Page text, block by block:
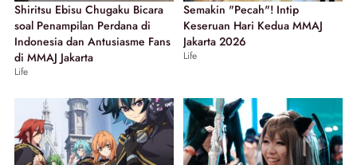
Shiritsu Ebisu Chugaku Bicara
soal Penampilan Perdana di
Indonesia dan Antusiasme Fans
di MMAJ Jakarta
Life
Semakin "Pecah"! Intip
Keseruan Hari Kedua MMAJ
Jakarta 2026
Life